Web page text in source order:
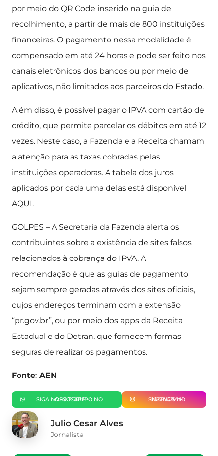
por meio do QR Code inserido na guia de
recolhimento, a partir de mais de 800 instituições
financeiras. O pagamento nessa modalidade é
compensado em até 24 horas e pode ser feito nos
canais eletrônicos dos bancos ou por meio de
aplicativos, não limitados aos parceiros do Estado.
Além disso, é possível pagar o IPVA com cartão de
crédito, que permite parcelar os débitos em até 12
vezes. Neste caso, a Fazenda e a Receita chamam
a atenção para as taxas cobradas pelas
instituições operadoras. A tabela dos juros
aplicados por cada uma delas está disponível
AQUI.
GOLPES – A Secretaria da Fazenda alerta os
contribuintes sobre a existência de sites falsos
relacionados à cobrança do IPVA. A
recomendação é que as guias de pagamento
sejam sempre geradas através dos sites oficiais,
cujos endereços terminam com a extensão
“pr.gov.br”, ou por meio dos apps da Receita
Estadual e do Detran, que fornecem formas
seguras de realizar os pagamentos.
Fonte: AEN
SIGA NOSSO GRUPO NO WHATSAPP SIGA-NOS NO INSTAGRAM
Julio Cesar Alves
Jornalista